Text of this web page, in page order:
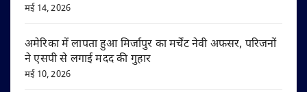
मई 14, 2026
अमेरिका में लापता हुआ मिर्जापुर का मर्चेंट नेवी अफसर, परिजनों
ने एसपी से लगाई मदद की गुहार
मई 10, 2026